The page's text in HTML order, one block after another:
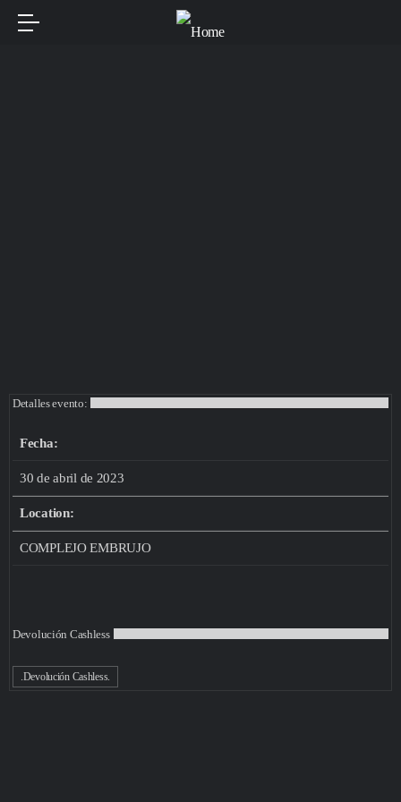
Detalles evento:
Fecha:
30 de abril de 2023
Location:
COMPLEJO EMBRUJO
Devolución Cashless
.Devolución Cashless.